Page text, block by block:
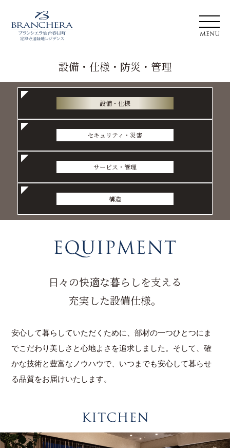
トップ
ロケーション
アクセス
ライフ
免震構造
モデルルーム
設備・仕様
防災・管理
設備・仕様・防災・管理
設備・仕様
セキュリティ・災害
サービス・管理
構造
日々の快適な暮らしを支える
充実した設備仕様。
安心して暮らしていただくために、部材の一つひとつにま
でこだわり美しさと心地よさを追求しました。そして、確
かな技術と豊富なノウハウで、いつまでも安心して暮らせ
る品質をお届けいたします。